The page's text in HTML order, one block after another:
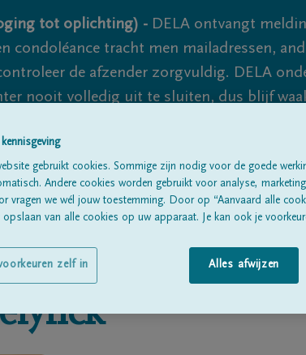
tot oplichting) - DELA ontvangt
condoléance tracht men mailadressen,
de afzender zorgvuldig. DELA
nooit volledig uit te sluiten, dus blijf
Alle
gebruikt cookies. Sommige zijn nodig voor de goede
Andere cookies worden gebruikt voor analyse,
vragen we wél jouw toestemming. Door op “Aanvaard alle
opslaan van alle cookies op uw apparaat. Je kan ook je
Alles afwijzen
zelf in